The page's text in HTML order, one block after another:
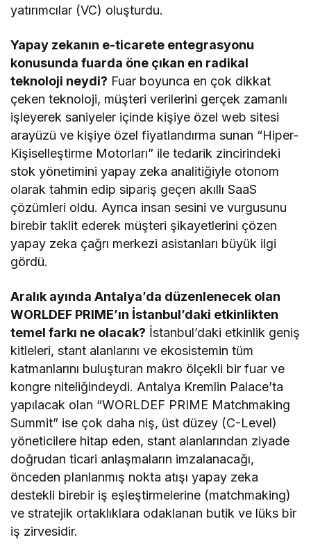
yatırımcılar (VC) oluşturdu.
Yapay zekanın e-ticarete entegrasyonu
konusunda fuarda öne çıkan en radikal
teknoloji neydi? Fuar boyunca en çok dikkat
çeken teknoloji, müşteri verilerini gerçek zamanlı
işleyerek saniyeler içinde kişiye özel web sitesi
arayüzü ve kişiye özel fiyatlandırma sunan “Hiper-
Kişiselleştirme Motorları” ile tedarik zincirindeki
stok yönetimini yapay zeka analitiğiyle otonom
olarak tahmin edip sipariş geçen akıllı SaaS
çözümleri oldu. Ayrıca insan sesini ve vurgusunu
birebir taklit ederek müşteri şikayetlerini çözen
yapay zeka çağrı merkezi asistanları büyük ilgi
gördü.
Aralık ayında Antalya’da düzenlenecek olan
WORLDEF PRIME’ın İstanbul’daki etkinlikten
temel farkı ne olacak? İstanbul’daki etkinlik geniş
kitleleri, stant alanlarını ve ekosistemin tüm
katmanlarını buluşturan makro ölçekli bir fuar ve
kongre niteliğindeydi. Antalya Kremlin Palace’ta
yapılacak olan “WORLDEF PRIME Matchmaking
Summit” ise çok daha niş, üst düzey (C-Level)
yöneticilere hitap eden, stant alanlarından ziyade
doğrudan ticari anlaşmaların imzalanacağı,
önceden planlanmış nokta atışı yapay zeka
destekli birebir iş eşleştirmelerine (matchmaking)
ve stratejik ortaklıklara odaklanan butik ve lüks bir
iş zirvesidir.